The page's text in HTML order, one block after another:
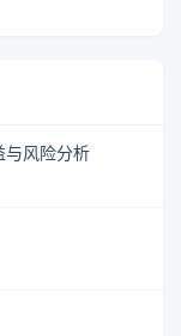
与风险分析